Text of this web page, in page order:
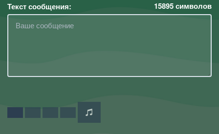
Текст сообщения: 15895символов